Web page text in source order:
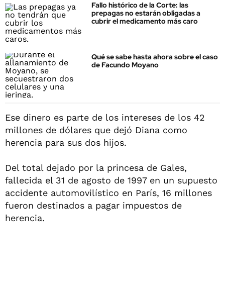
Fallo histórico de la Corte: las
prepagas no estarán obligadas a
cubrir el medicamento más caro
Qué se sabe hasta ahora sobre el caso
de Facundo Moyano
Ese dinero es parte de los intereses de los 42
millones de dólares que dejó Diana como
herencia para sus dos hijos.
Del total dejado por la princesa de Gales,
fallecida el 31 de agosto de 1997 en un supuesto
accidente automovilístico en París, 16 millones
fueron destinados a pagar impuestos de
herencia.